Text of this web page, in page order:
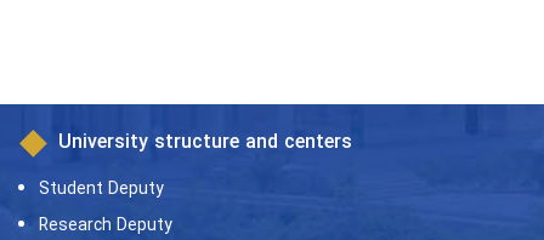
University structure and centers
Student Deputy
Research Deputy